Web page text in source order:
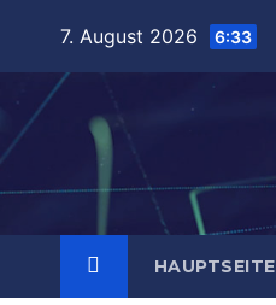
springen
7. August 2026 6:33
HAUPTSEITE